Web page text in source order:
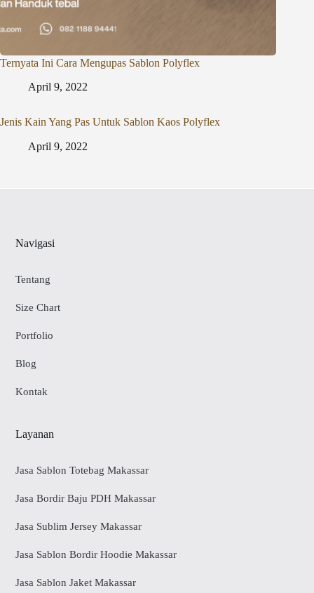
Ternyata Ini Cara Mengupas Sablon Polyflex
April 9, 2022
Jenis Kain Yang Pas Untuk Sablon Kaos Polyflex
April 9, 2022
Navigasi
Tentang
Size Chart
Portfolio
Blog
Kontak
Layanan
Jasa Sablon Totebag Makassar
Jasa Bordir Baju PDH Makassar
Jasa Sublim Jersey Makassar
Jasa Sablon Bordir Hoodie Makassar
Jasa Sablon Jaket Makassar